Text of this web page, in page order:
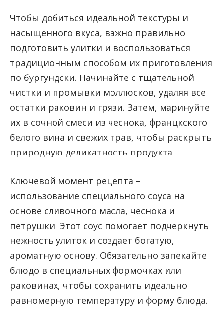
Чтобы добиться идеальной текстуры и
насыщенного вкуса, важно правильно
подготовить улитки и воспользоваться
традиционным способом их приготовления
по бургундски. Начинайте с тщательной
чистки и промывки моллюсков, удаляя все
остатки раковин и грязи. Затем, маринуйте
их в сочной смеси из чеснока, францкского
белого вина и свежих трав, чтобы раскрыть
природную деликатность продукта.
Ключевой момент рецепта –
использование специального соуса на
основе сливочного масла, чеснока и
петрушки. Этот соус помогает подчеркнуть
нежность улиток и создает богатую,
ароматную основу. Обязательно запекайте
блюдо в специальных формочках или
раковинах, чтобы сохранить идеально
равномерную температуру и форму блюда.